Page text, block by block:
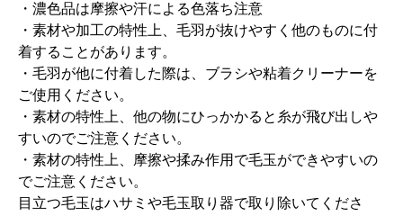
・濃色品は摩擦や汗による色落ち注意
・素材や加工の特性上、毛羽が抜けやすく他のものに付
着することがあります。
・毛羽が他に付着した際は、ブラシや粘着クリーナーを
ご使用ください。
・素材の特性上、他の物にひっかかると糸が飛び出しや
すいのでご注意ください。
・素材の特性上、摩擦や揉み作用で毛玉ができやすいの
でご注意ください。
目立つ毛玉はハサミや毛玉取り器で取り除いてくださ